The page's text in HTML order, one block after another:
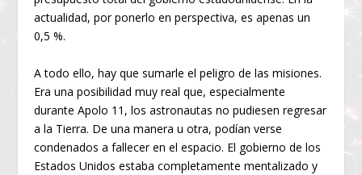
actualidad, por ponerlo en perspectiva, es apenas un
0,5 %.
A todo ello, hay que sumarle el peligro de las misiones.
Era una posibilidad muy real que, especialmente
durante Apolo 11, los astronautas no pudiesen regresar
a la Tierra. De una manera u otra, podían verse
condenados a fallecer en el espacio. El gobierno de los
Estados Unidos estaba completamente mentalizado y